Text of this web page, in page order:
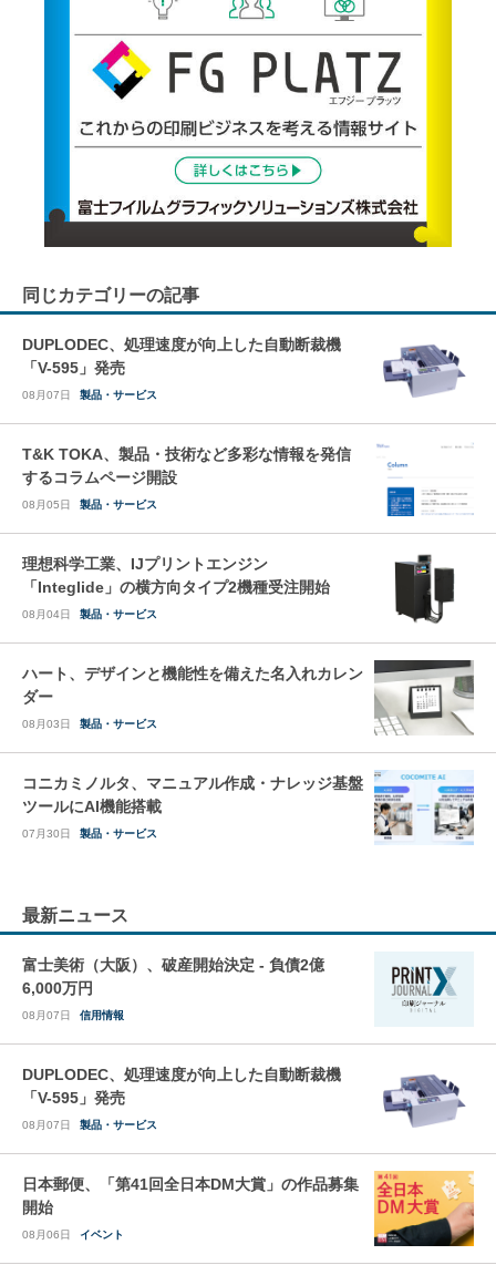
同じカテゴリーの記事
DUPLODEC、処理速度が向上した自動断裁機
「V-595」発売
08月07日 製品・サービス
T&K TOKA、製品・技術など多彩な情報を発信
するコラムページ開設
08月05日 製品・サービス
理想科学工業、IJプリントエンジン
「Integlide」の横方向タイプ2機種受注開始
08月04日 製品・サービス
ハート、デザインと機能性を備えた名入れカレン
ダー
08月03日 製品・サービス
コニカミノルタ、マニュアル作成・ナレッジ基盤
ツールにAI機能搭載
07月30日 製品・サービス
最新ニュース
富士美術（大阪）、破産開始決定 - 負債2億
6,000万円
08月07日 信用情報
DUPLODEC、処理速度が向上した自動断裁機
「V-595」発売
08月07日 製品・サービス
日本郵便、「第41回全日本DM大賞」の作品募集
開始
08月06日 イベント